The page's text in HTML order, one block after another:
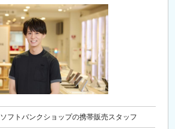
ソフトバンクショップの携帯販売スタッフ